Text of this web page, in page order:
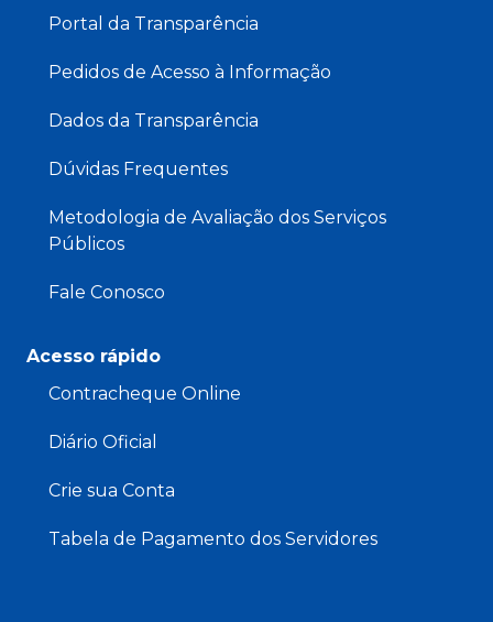
Portal da Transparência
Pedidos de Acesso à Informação
Dados da Transparência
Dúvidas Frequentes
Metodologia de Avaliação dos Serviços
Públicos
Fale Conosco
Acesso rápido
Contracheque Online
Diário Oficial
Crie sua Conta
Tabela de Pagamento dos Servidores